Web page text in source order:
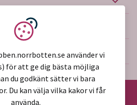
Vi använder kakor
använder vi
för att ge dig bästa möjliga
du godkänt sätter vi bara
Du kan välja vilka kakor vi får
använda.